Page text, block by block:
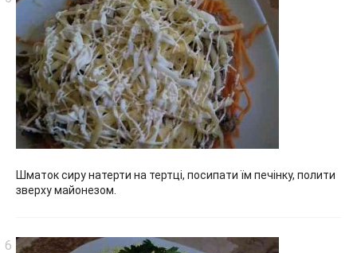
Шматок сиру натерти на тертці, посипати їм печінку, полити
зверху майонезом.